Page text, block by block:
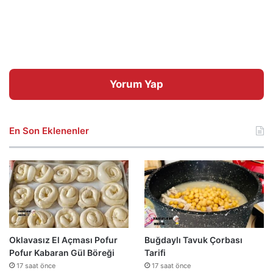
Yorum Yap
En Son Eklenenler
Oklavasız El Açması Pofur
Pofur Kabaran Gül Böreği
17 saat önce
Buğdaylı Tavuk Çorbası
Tarifi
17 saat önce